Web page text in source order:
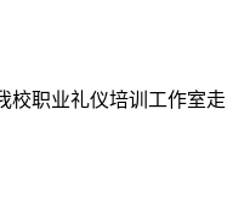
职业礼仪培训工作室走